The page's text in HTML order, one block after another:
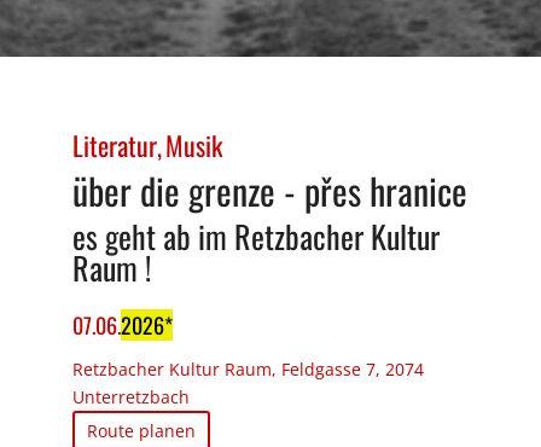
Literatur Musik
über die grenze - přes hranice
es geht ab im Retzbacher Kultur
Raum !
07.06.2026
Retzbacher Kultur Raum, Feldgasse 7, 2074
Unterretzbach
Route planen